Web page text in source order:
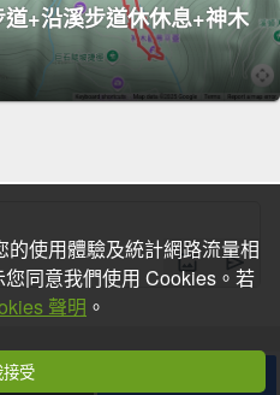
+沿溪步道休休息+神木
下載
使用體驗及統計網路流量相
同意我們使用 Cookies。若
聲明 。
接受